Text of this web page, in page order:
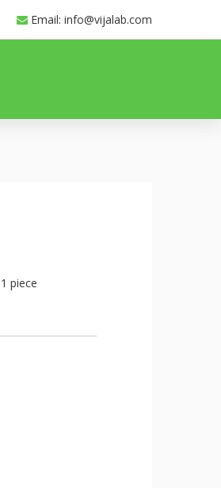
Email: info@vijalab.com
1 piece